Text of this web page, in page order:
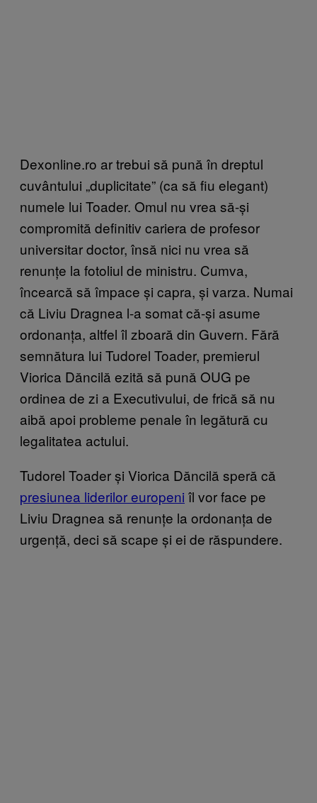
Dexonline.ro ar trebui să pună în dreptul
cuvântului „duplicitate” (ca să fiu elegant)
numele lui Toader. Omul nu vrea să-și
compromită definitiv cariera de profesor
universitar doctor, însă nici nu vrea să
renunțe la fotoliul de ministru. Cumva,
încearcă să împace și capra, și varza. Numai
că Liviu Dragnea l-a somat că-și asume
ordonanța, altfel îl zboară din Guvern. Fără
semnătura lui Tudorel Toader, premierul
Viorica Dăncilă ezită să pună OUG pe
ordinea de zi a Executivului, de frică să nu
aibă apoi probleme penale în legătură cu
legalitatea actului.
Tudorel Toader și Viorica Dăncilă speră că
presiunea liderilor europeni îl vor face pe
Liviu Dragnea să renunțe la ordonanța de
urgență, deci să scape și ei de răspundere.